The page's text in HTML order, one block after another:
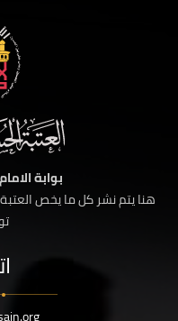
بوابة
هنا يتم نشر كل ما يخص